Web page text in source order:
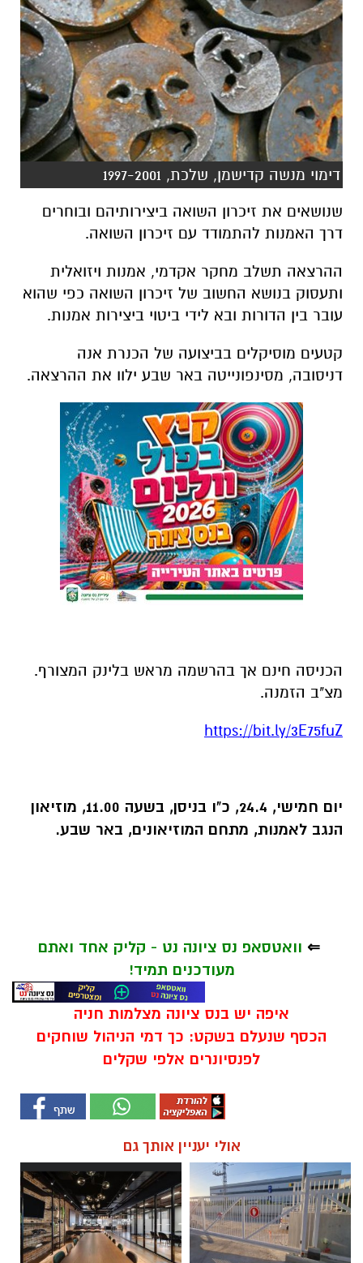
דימוי מנשה קדישמן, שלכת, 1997-2001
שנושאים את זיכרון השואה ביצירותיהם ובוחרים
דרך האמנות להתמודד עם זיכרון השואה.
ההרצאה תשלב מחקר אקדמי, אמנות ויזואלית
ותעסוק בנושא החשוב של זיכרון השואה כפי שהוא
עובר בין הדורות ובא לידי ביטוי ביצירות אמנות.
קטעים מוסיקלים בביצועה של הכנרת אנה
דניסובה, מסינפונייטה באר שבע ילוו את ההרצאה.
הכניסה חינם אך בהרשמה מראש בלינק המצורף.
מצ"ב הזמנה.
https://bit.ly/3E75fuZ
יום
חמישי, 24.4, כ"ו בניסן, בשעה 11.00, מוזיאון
הנגב לאמנות, מתחם המוזיאונים, באר שבע.
⇐ וואטסאפ נס ציונה נט - קליק אחד ואתם
מעודכנים תמיד!
איפה יש בנס ציונה מצלמות חניה
הכסף שנעלם בשקט: כך דמי הניהול שוחקים
לפנסיונרים אלפי שקלים
אולי יעניין אותך גם